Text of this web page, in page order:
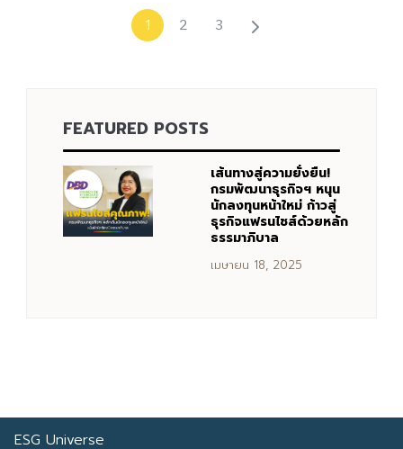
1 2 3
FEATURED POSTS
เส้นทางสู่ความยั่งยืน!
กรมพัฒนาธุรกิจฯ หนุน
นักลงทุนหน้าใหม่ ก้าวสู่
ธุรกิจแฟรนไชส์ด้วยหลัก
ธรรมาภิบาล
เมษายน 18, 2025
ESG Universe